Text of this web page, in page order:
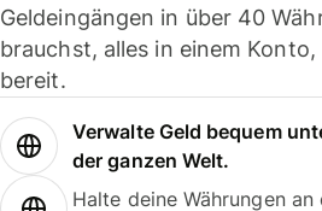
Geldeingängen in über 40
brauchst, alles in einem
bereit.
Verwalte Geld bequem
der ganzen Welt.
Halte deine Währungen